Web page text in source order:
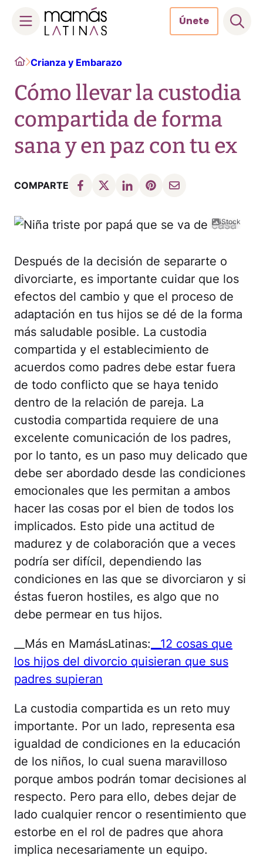
content
Únete
HomeCrianza y Embarazo
Cómo llevar la custodia
compartida de forma
sana y en paz con tu ex
COMPARTE
iStock
Después de la decisión de separarte o
divorciarte, es importante cuidar que los
efectos del cambio y que el proceso de
adaptación en tus hijos se dé de la forma
más saludable posible. La custodia
compartida y el establecimiento de
acuerdos como padres debe estar fuera
de todo conflicto que se haya tenido
dentro de la relación de pareja. La
custodia compartida requiere de una
excelente comunicación de los padres,
por lo tanto, es un paso muy delicado que
debe ser abordado desde las condiciones
emocionales que les permitan a ambos
hacer las cosas por el bien de todos los
implicados. Esto pide una actitud de
madurez y de colaboración que a veces
podría ser difícil, dependiendo las
condiciones en las que se divorciaron y si
éstas fueron hostiles, es algo que no
debe permear en tus hijos.
__Más en MamásLatinas: __12 cosas que
los hijos del divorcio quisieran que sus
padres supieran
La custodia compartida es un reto muy
importante. Por un lado, representa esa
igualdad de condiciones en la educación
de los niños, lo cual suena maravilloso
porque ambos podrán tomar decisiones al
respecto. Pero para ello, debes dejar de
lado cualquier rencor o resentimiento que
estorbe en el rol de padres que ahora
implica necesariamente un equipo.